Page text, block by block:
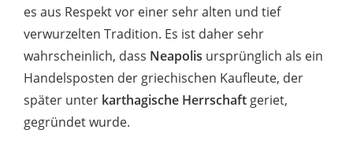
es aus Respekt vor einer sehr alten und tief
verwurzelten Tradition. Es ist daher sehr
wahrscheinlich, dass Neapolis ursprünglich als ein
Handelsposten der griechischen Kaufleute, der
später unter karthagische Herrschaft geriet,
gegründet wurde.